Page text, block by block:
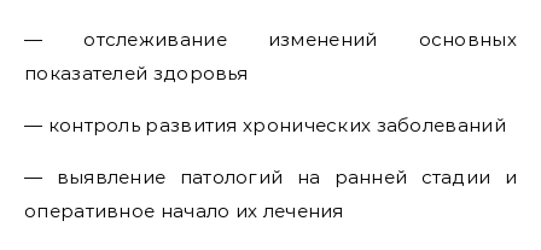
— отслеживание изменений основных
показателей здоровья
— контроль развития хронических заболеваний
— выявление патологий на ранней стадии и
оперативное начало их лечения